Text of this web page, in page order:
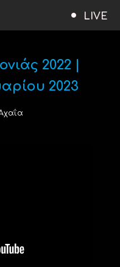
LIVE
2022 |
2023